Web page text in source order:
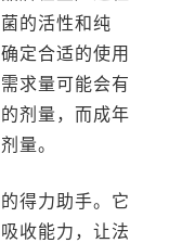
的活性和纯
定合适的使用
求量可能会有
剂量，而成年
量。
得力助手。它
收能力，让法